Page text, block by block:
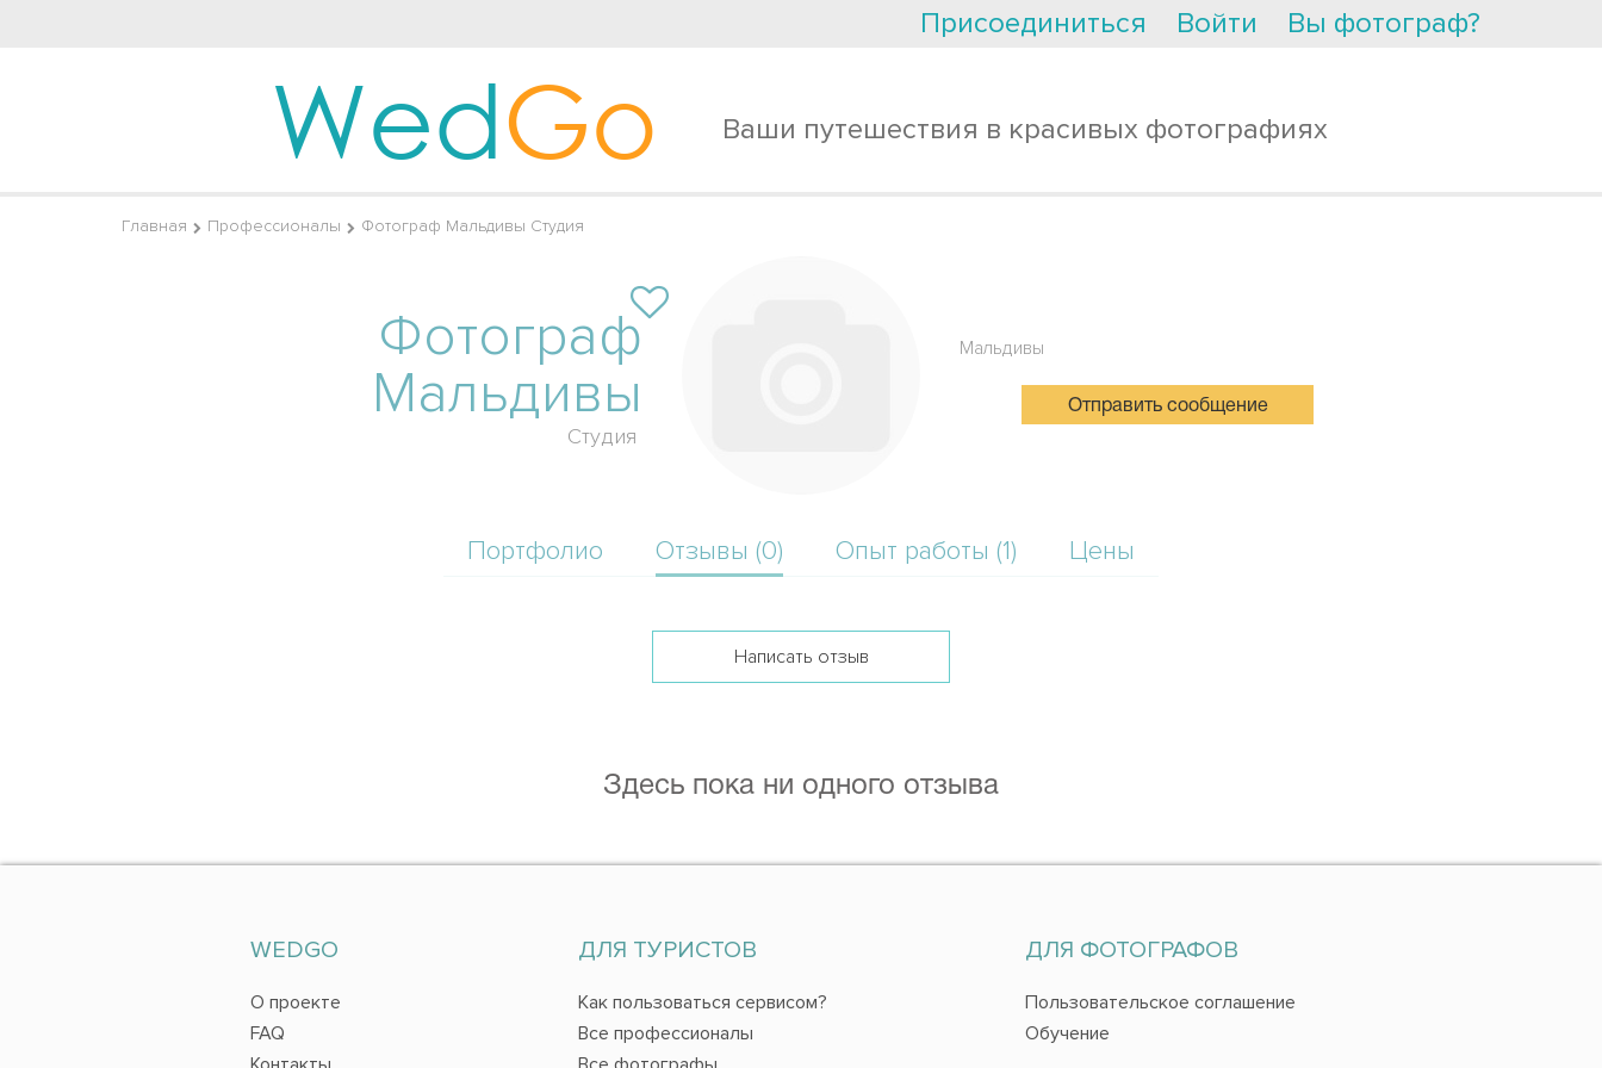
Присоединиться Войти Вы фотограф?
WedGo Ваши путешествия в красивых фотографиях
Главная Профессионалы Фотограф Мальдивы Студия
Фотограф
Мальдивы
Студия
Мальдивы
Отправить сообщение
Портфолио Отзывы (0) Опыт работы (1) Цены
Написать отзыв
Здесь пока ни одного отзыва
WEDGO
О проекте
FAQ
ДЛЯ ТУРИСТОВ
Как пользоваться сервисом?
Все профессионалы
ДЛЯ ФОТОГРАФОВ
Пользовательское соглашение
Обучение